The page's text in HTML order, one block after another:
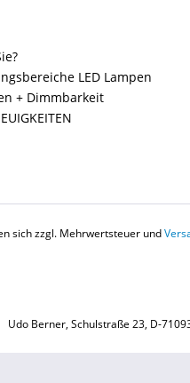
LED Lampen
+ Dimmbarkeit
sich zzgl. Mehrwertsteuer und
Udo Berner, Schulstraße 23, D-